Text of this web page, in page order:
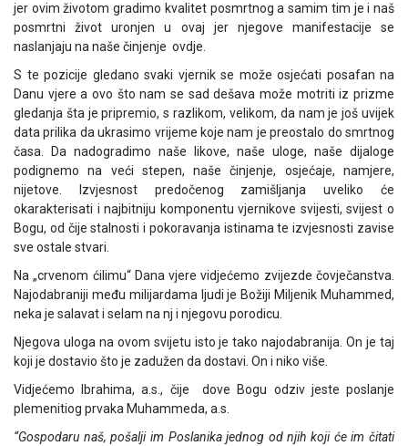
jer ovim životom gradimo kvalitet posmrtnog a samim tim je i naš
posmrtni život uronjen u ovaj jer njegove manifestacije se
naslanjaju na naše činjenje ovdje.
S te pozicije gledano svaki vjernik se može osjećati posafan na
Danu vjere a ovo što nam se sad dešava može motriti iz prizme
gledanja šta je pripremio, s razlikom, velikom, da nam je još uvijek
data prilika da ukrasimo vrijeme koje nam je preostalo do smrtnog
časa. Da nadogradimo naše likove, naše uloge, naše dijaloge
podignemo na veći stepen, naše činjenje, osjećaje, namjere,
nijetove. Izvjesnost predočenog zamišljanja uveliko će
okarakterisati i najbitniju komponentu vjernikove svijesti, svijest o
Bogu, od čije stalnosti i pokoravanja istinama te izvjesnosti zavise
sve ostale stvari.
Na „crvenom ćilimu“ Dana vjere vidjećemo zvijezde čovječanstva.
Najodabraniji među milijardama ljudi je Božiji Miljenik Muhammed,
neka je salavat i selam na nj i njegovu porodicu.
Njegova uloga na ovom svijetu isto je tako najodabranija. On je taj
koji je dostavio što je zadužen da dostavi. On i niko više.
Vidjećemo Ibrahima, a.s., čije dove Bogu odziv jeste poslanje
plemenitiog prvaka Muhammeda, a.s.
“Gospodaru naš, pošalji im Poslanika jednog od njih koji će im čitati